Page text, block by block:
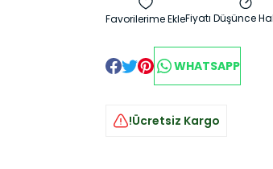
Fiyatı Düşünce
WHATSAPP
!Ücretsiz Kargo